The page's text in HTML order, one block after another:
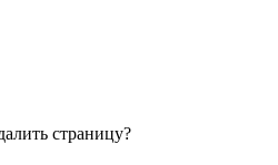
страницу?